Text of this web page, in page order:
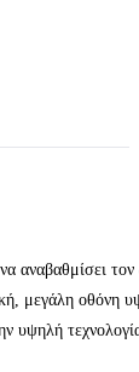
αναβαθμίσει
μεγάλη οθόνη
υψηλή